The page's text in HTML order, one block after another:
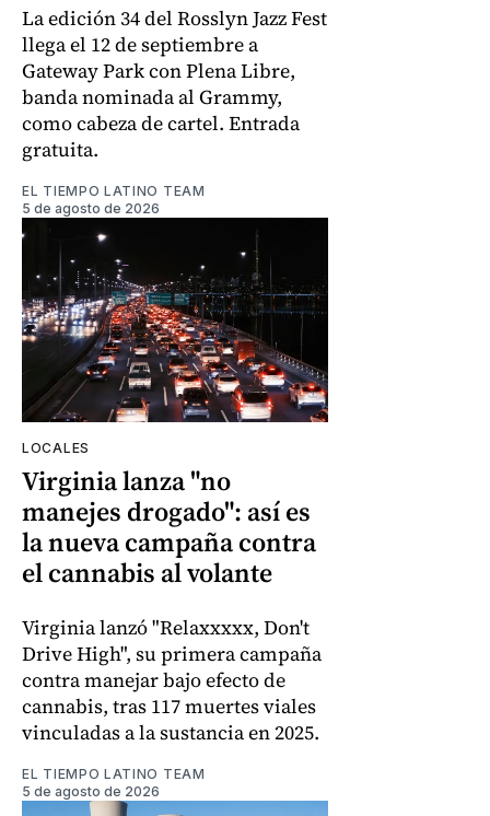
La edición 34 del Rosslyn Jazz Fest
llega el 12 de septiembre a
Gateway Park con Plena Libre,
banda nominada al Grammy,
como cabeza de cartel. Entrada
gratuita.
EL TIEMPO LATINO TEAM
5 de agosto de 2026
LOCALES
Virginia lanza "no
manejes drogado": así es
la nueva campaña contra
el cannabis al volante
Virginia lanzó "Relaxxxxx, Don't
Drive High", su primera campaña
contra manejar bajo efecto de
cannabis, tras 117 muertes viales
vinculadas a la sustancia en 2025.
EL TIEMPO LATINO TEAM
5 de agosto de 2026